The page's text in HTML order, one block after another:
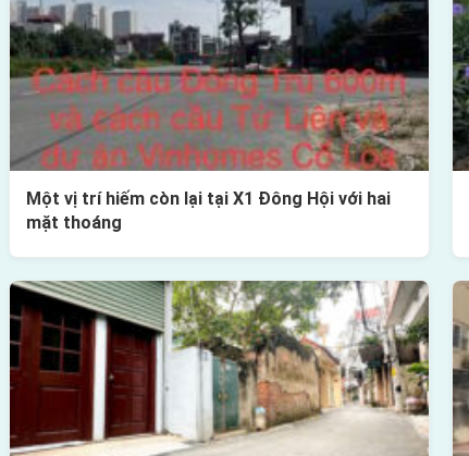
Một vị trí hiếm còn lại tại X1 Đông Hội với hai
mặt thoáng